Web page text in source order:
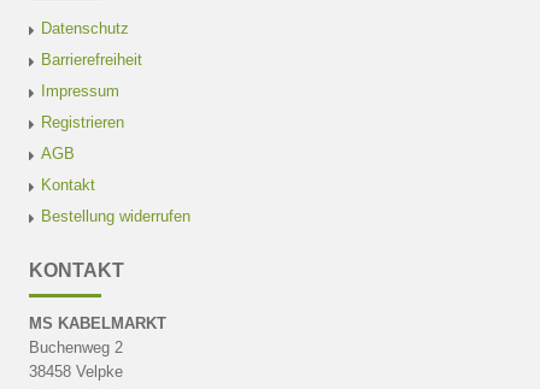
Datenschutz
Barrierefreiheit
Impressum
Registrieren
AGB
Kontakt
Bestellung widerrufen
KONTAKT
MS KABELMARKT
Buchenweg 2
38458 Velpke